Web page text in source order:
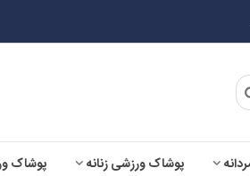
پوشاک ورزشی زنانه پوشاک